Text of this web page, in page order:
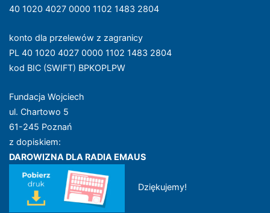
40 1020 4027 0000 1102 1483 2804
konto dla przelewów z zagranicy
PL 40 1020 4027 0000 1102 1483 2804
kod BIC (SWIFT) BPKOPLPW
Fundacja Wojciech
ul. Chartowo 5
61-245 Poznań
z dopiskiem:
DAROWIZNA DLA RADIA EMAUS
Dziękujemy!